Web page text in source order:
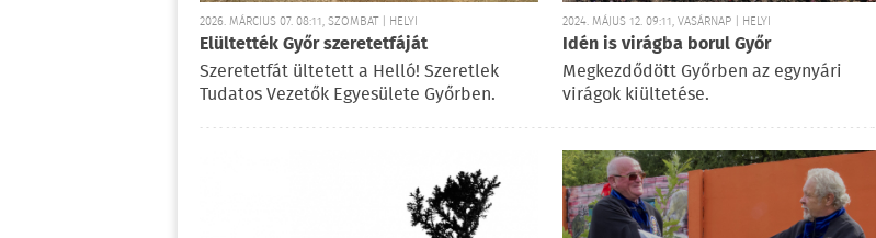
2026. MÁRCIUS 07. 08:11, SZOMBAT | HELYI
Elültették Győr szeretetfáját
Szeretetfát ültetett a Helló! Szeretlek
Tudatos Vezetők Egyesülete Győrben.
2024. MÁJUS 12. 09:11, VASÁRNAP | HELYI
Idén is virágba borul Győr
Megkezdődött Győrben az egynyári
virágok kiültetése.